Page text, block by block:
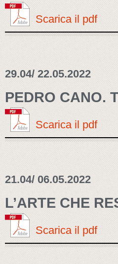
Scarica il pdf
29.04/ 22.05.2022
PEDRO CANO.
Scarica il pdf
21.04/ 06.05.2022
L’ARTE CHE
Scarica il pdf